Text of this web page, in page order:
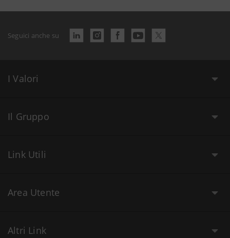
Seguici anche su
I Valori
Il Gruppo
Link Utili
Area Utente
Altri Link